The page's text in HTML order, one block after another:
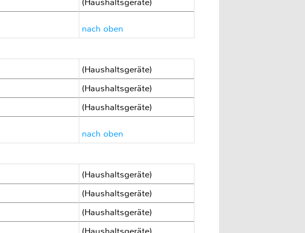
nach oben
(Haushaltsgeräte)
(Haushaltsgeräte)
(Haushaltsgeräte)
nach oben
(Haushaltsgeräte)
(Haushaltsgeräte)
(Haushaltsgeräte)